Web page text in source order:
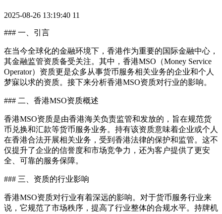
2025-08-26 13:19:40 11
### 一、引言
在当今全球化的金融环境下，香港作为重要的国际金融中心，
其金融监管资质备受关注。其中，香港MSO（Money Service
Operator）资质更是众多从事货币服务相关业务的企业和个人
梦寐以求的资质。接下来分析香港MSO资质对行业的影响。
### 二、香港MSO资质概述
香港MSO资质是由香港海关负责监管和发放的，旨在规范货
币兑换和汇款等货币服务业务。持有该资质意味着企业或个人
在香港合法开展相关业务，受到香港法律的保护和监管。这不
仅提升了企业的信誉度和市场竞争力，还为客户提供了更安
全、可靠的服务保障。
### 三、资质的行业影响
香港MSO资质对行业有着深远的影响。对于货币服务行业来
说，它规范了市场秩序，提高了行业整体的合规水平。持牌机